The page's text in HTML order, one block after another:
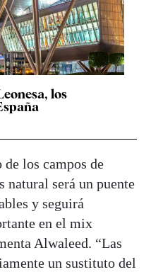
los
los campos de
natural será un puente
y seguirá
en el mix
Alwaleed. “Las
un sustituto del